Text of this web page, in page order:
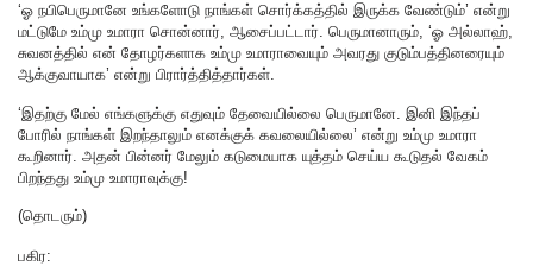
‘ஓ நபிபெருமானே உங்களோடு நாங்கள் சொர்க்கத்தில் இருக்க வேண்டும்’ என்று
மட்டுமே உம்மு உமாரா சொன்னார், ஆசைப்பட்டார். பெருமானாரும், ‘ஓ அல்லாஹ்,
சுவனத்தில் என் தோழர்களாக உம்மு உமாராவையும் அவரது குடும்பத்தினரையும்
ஆக்குவாயாக’ என்று பிரார்த்தித்தார்கள்.
‘இதற்கு மேல் எங்களுக்கு எதுவும் தேவையில்லை பெருமானே. இனி இந்தப்
போரில் நாங்கள் இறந்தாலும் எனக்குக் கவலையில்லை’ என்று உம்மு உமாரா
கூறினார். அதன் பின்னர் மேலும் கடுமையாக யுத்தம் செய்ய கூடுதல் வேகம்
பிறந்தது உம்மு உமாராவுக்கு!
(தொடரும்)
பகிர: